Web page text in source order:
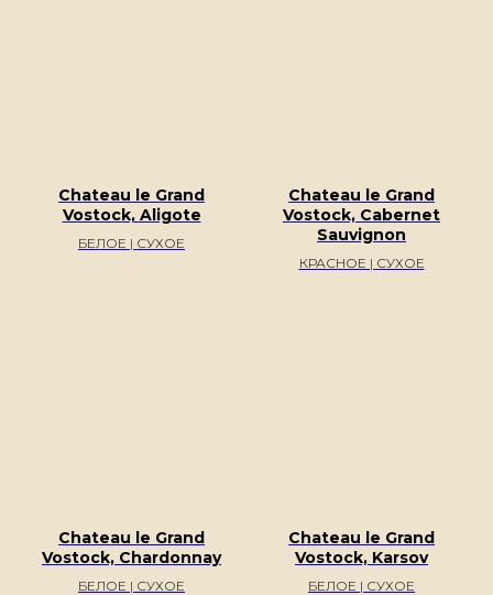
Chateau le Grand
Vostock, Aligote
БЕЛОЕ | СУХОЕ
Chateau le Grand
Vostock, Cabernet
Sauvignon
КРАСНОЕ | СУХОЕ
Chateau le Grand
Vostock, Chardonnay
БЕЛОЕ | СУХОЕ
Chateau le Grand
Vostock, Karsov
БЕЛОЕ | СУХОЕ